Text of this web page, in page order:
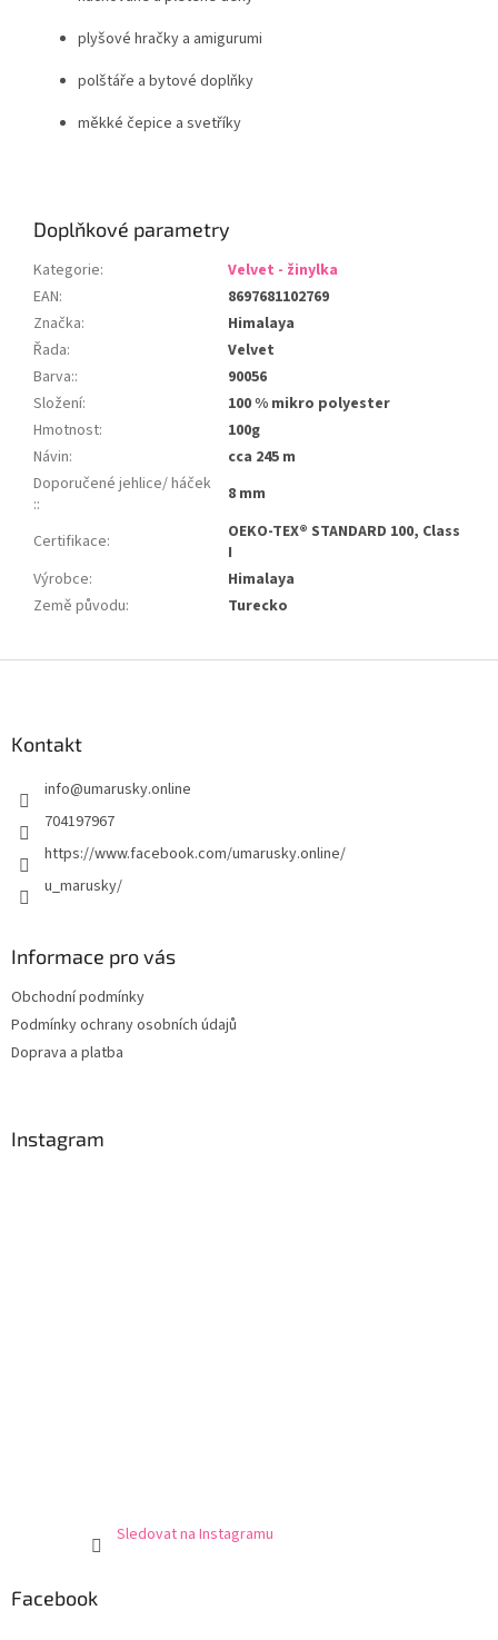
plyšové hračky a amigurumi
polštáře a bytové doplňky
měkké čepice a svetříky
Doplňkové parametry
Kategorie:
Velvet - žinylka
EAN:
8697681102769
Značka:
Himalaya
Řada:
Velvet
Barva::
90056
Složení:
100 % mikro polyester
Hmotnost:
100g
Návin:
cca 245 m
Doporučené jehlice/ háček
:: 8 mm
Certifikace:
OEKO-TEX® STANDARD 100, Class
I
Výrobce:
Himalaya
Země původu: Turecko
Kontakt
info@umarusky.online
704197967
https://www.facebook.com/umarusky.online/
u_marusky/
Informace pro vás
Obchodní podmínky
Podmínky ochrany osobních údajů
Doprava a platba
Instagram
Sledovat na Instagramu
Facebook